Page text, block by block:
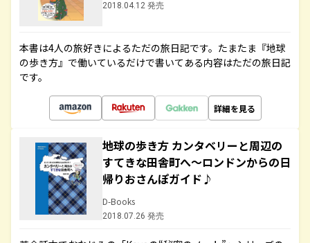
2018.04.12 発売
本書は4人の旅好きによるただの旅日記です。たまたま『地球
の歩き方』で働いているだけで書いてある内容はただの旅日記
です。
詳細を見る
地球の歩き方 カンタベリーと周辺の
すてきな田舎町へ～ロンドンからの日
帰りおさんぽガイド♪
D-Books
2018.07.26 発売